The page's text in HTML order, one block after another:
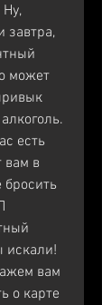
Ну,
завтра,
может
есть
вам в
искали!
вам
о карте